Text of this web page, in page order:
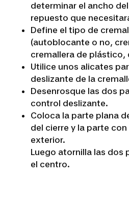
Cambiar
determinar el ancho
repuesto que
Define el tipo de
(autoblocante o no,
cremallera de plástico,
Utilice unos alicates
deslizante de la
Desenrosque las dos
control deslizante.
Coloca la parte plana
del cierre y la parte
exterior.
Luego atornilla las dos
el centro.